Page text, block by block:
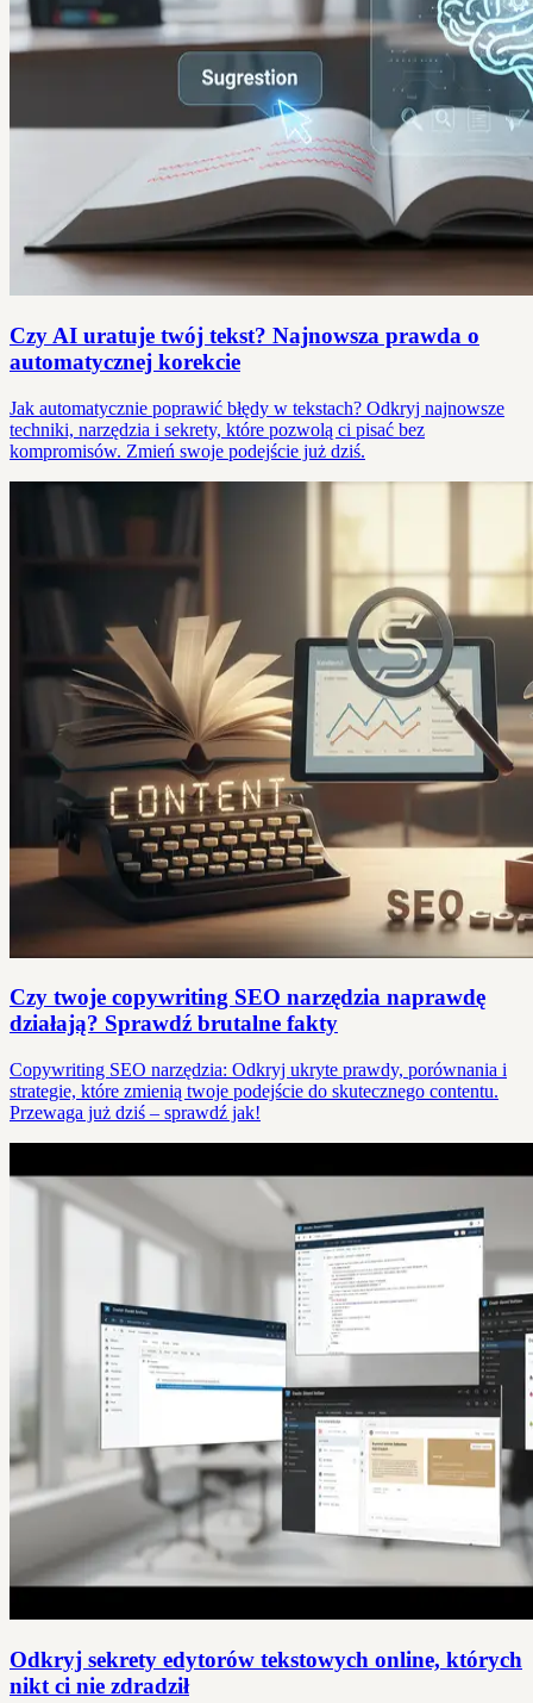
Czy AI uratuje twój tekst? Najnowsza prawda o
automatycznej korekcie
Jak automatycznie poprawić błędy w tekstach? Odkryj najnowsze
techniki, narzędzia i sekrety, które pozwolą ci pisać bez
kompromisów. Zmień swoje podejście już dziś.
Czy twoje copywriting SEO narzędzia naprawdę
działają? Sprawdź brutalne fakty
Copywriting SEO narzędzia: Odkryj ukryte prawdy, porównania i
strategie, które zmienią twoje podejście do skutecznego contentu.
Przewaga już dziś – sprawdź jak!
Odkryj sekrety edytorów tekstowych online, których
nikt ci nie zdradził